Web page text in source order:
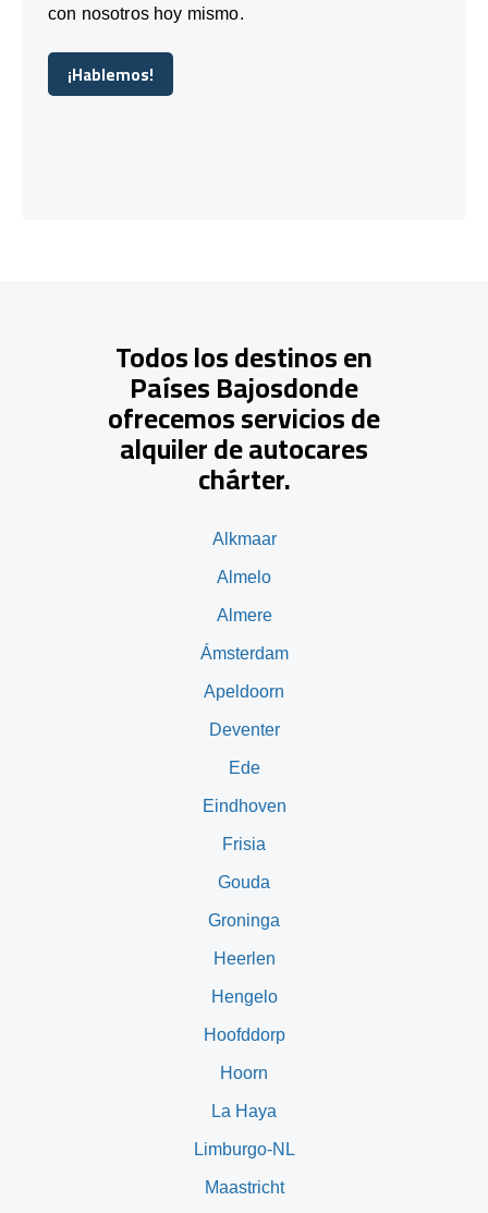
con nosotros hoy mismo.
¡Hablemos!
¡Hablemos!
Todos los destinos en
Países Bajosdonde
ofrecemos servicios de
alquiler de autocares
chárter.
Alkmaar
Almelo
Almere
Ámsterdam
Apeldoorn
Deventer
Ede
Eindhoven
Frisia
Gouda
Groninga
Heerlen
Hengelo
Hoofddorp
Hoorn
La Haya
Limburgo-NL
Maastricht